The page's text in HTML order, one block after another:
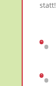
statt!